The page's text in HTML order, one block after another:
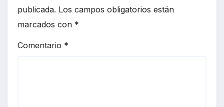
publicada. Los campos obligatorios están
marcados con *
Comentario *